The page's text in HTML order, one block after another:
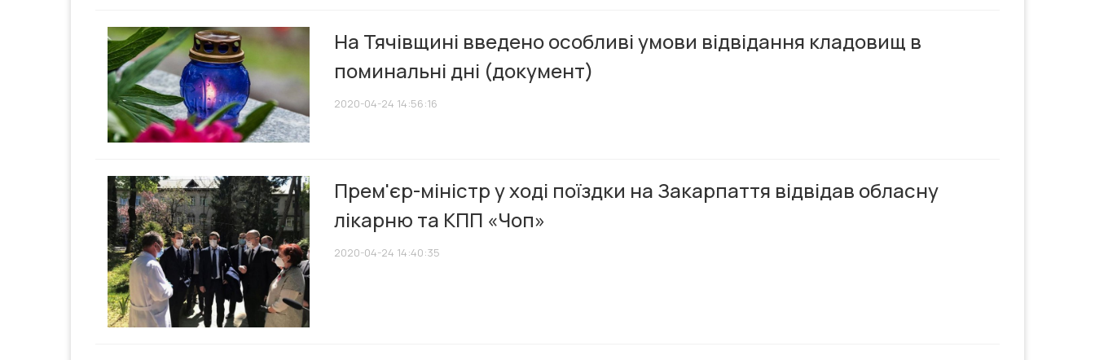
На Тячівщині введено особливі умови відвідання кладовищ в
поминальні дні (документ)
2020-04-24 14:56:16
Прем'єр-міністр у ході поїздки на Закарпаття відвідав обласну
лікарню та КПП «Чоп»
2020-04-24 14:40:35